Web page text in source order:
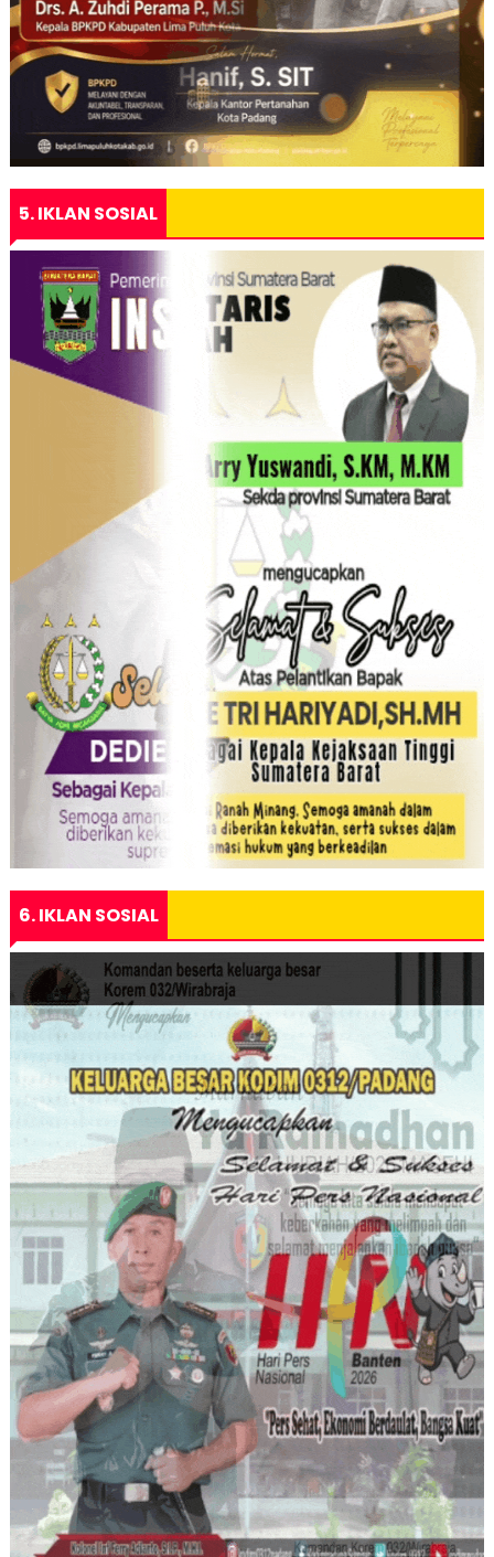
5. IKLAN SOSIAL
6. IKLAN SOSIAL